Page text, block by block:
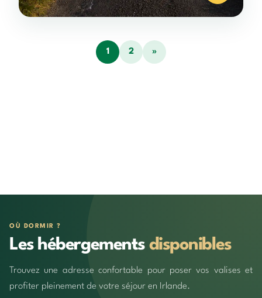
1 2 »
OÙ DORMIR ?
Les hébergements disponibles
Trouvez une adresse confortable pour poser vos valises et
profiter pleinement de votre séjour en Irlande.